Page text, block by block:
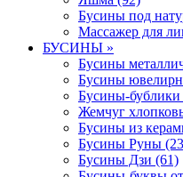
Бусины под
Массажер для
БУСИНЫ »
Бусины
Бусины
Бусины-бублики
Жемчуг
Бусины из
Бусины Руны
Бусины Дзи (61)